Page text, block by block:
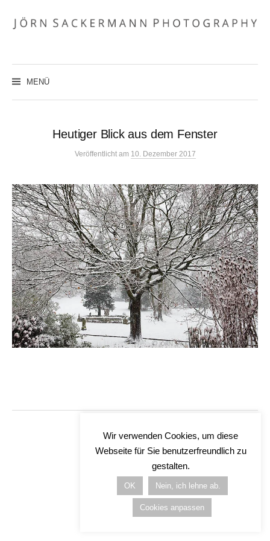
Inhalt
überspringen
MENÜ
Heutiger Blick aus dem Fenster
Veröffentlicht am 10. Dezember 2017
Wir verwenden Cookies, um diese
Webseite für Sie benutzerfreundlich zu
gestalten.
OK Nein, ich lehne ab.
Cookies anpassen